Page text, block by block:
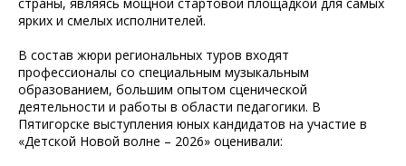
ярких и смелых исполнителей.
В состав жюри региональных туров входят
профессионалы со специальным музыкальным
образованием, большим опытом сценической
деятельности и работы в области педагогики. В
Пятигорске выступления юных кандидатов на участие в
«Детской Новой волне – 2026» оценивали: